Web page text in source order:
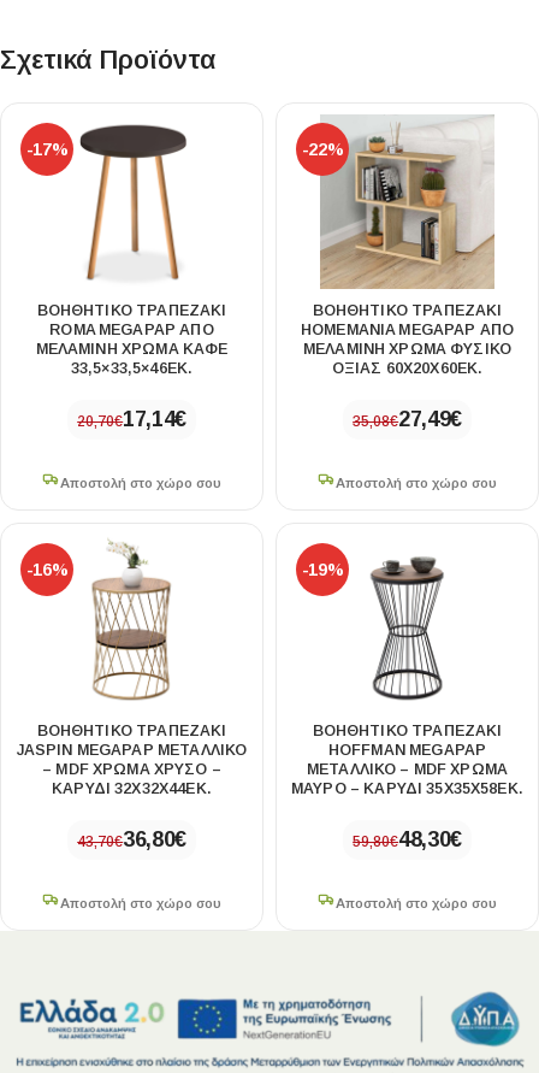
Σχετικά Προϊόντα
-17%
ΒΟΗΘΗΤΙΚΌ ΤΡΑΠΕΖΆΚΙ
ROMA MEGAPAP ΑΠΌ
ΜΕΛΑΜΊΝΗ ΧΡΏΜΑ ΚΑΦΈ
33,5×33,5×46ΕΚ.
20,70€17,14€
Αποστολή στο χώρο σου
-22%
ΒΟΗΘΗΤΙΚΌ ΤΡΑΠΕΖΆΚΙ
HOMEMANIA MEGAPAP ΑΠΌ
ΜΕΛΑΜΊΝΗ ΧΡΏΜΑ ΦΥΣΙΚΌ
ΟΞΙΆΣ 60X20X60ΕΚ.
35,08€27,49€
Αποστολή στο χώρο σου
-16%
ΒΟΗΘΗΤΙΚΌ ΤΡΑΠΕΖΆΚΙ
JASPIN MEGAPAP ΜΕΤΑΛΛΙΚΌ
– MDF ΧΡΏΜΑ ΧΡΥΣΌ –
ΚΑΡΥΔΊ 32X32X44ΕΚ.
43,70€36,80€
Αποστολή στο χώρο σου
-19%
ΒΟΗΘΗΤΙΚΌ ΤΡΑΠΕΖΆΚΙ
HOFFMAN MEGAPAP
ΜΕΤΑΛΛΙΚΌ – MDF ΧΡΏΜΑ
ΜΑΎΡΟ – ΚΑΡΥΔΊ 35X35X58ΕΚ.
59,80€48,30€
Αποστολή στο χώρο σου